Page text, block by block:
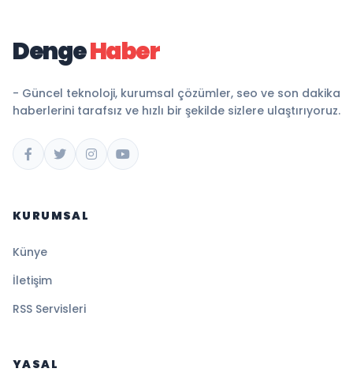
DengeHaber
- Güncel teknoloji, kurumsal çözümler, seo ve son dakika
haberlerini tarafsız ve hızlı bir şekilde sizlere ulaştırıyoruz.
KURUMSAL
Künye
İletişim
RSS Servisleri
YASAL